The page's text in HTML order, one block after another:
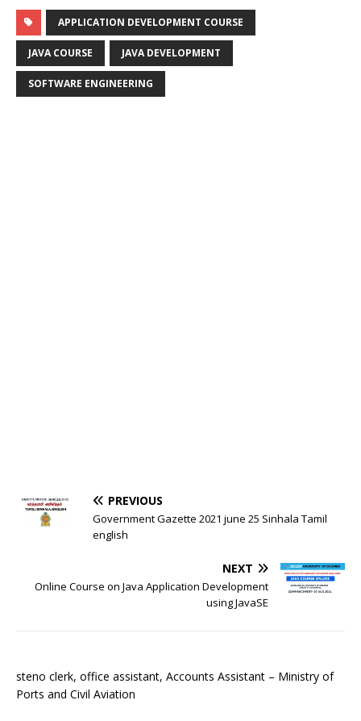
APPLICATION DEVELOPMENT COURSE
JAVA COURSE JAVA DEVELOPMENT
SOFTWARE ENGINEERING
PREVIOUS
Government Gazette 2021 june 25 Sinhala Tamil
english
NEXT
Online Course on Java Application Development
using JavaSE
steno clerk, office assistant, Accounts Assistant – Ministry of
Ports and Civil Aviation